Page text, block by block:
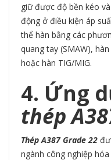
giữ được độ bền kéo
động ở điều kiện áp
thể hàn bằng các
quang tay (SMAW),
hoặc hàn TIG/MIG.
4. Ứng
thép
Thép A387 Grade 22
ngành công nghiệp